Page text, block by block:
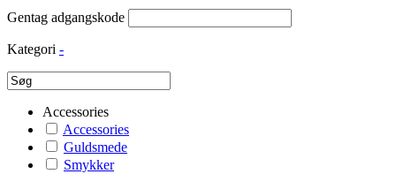
Gentag adgangskode
Kategori -
Accessories
Accessories
Guldsmede
Smykker